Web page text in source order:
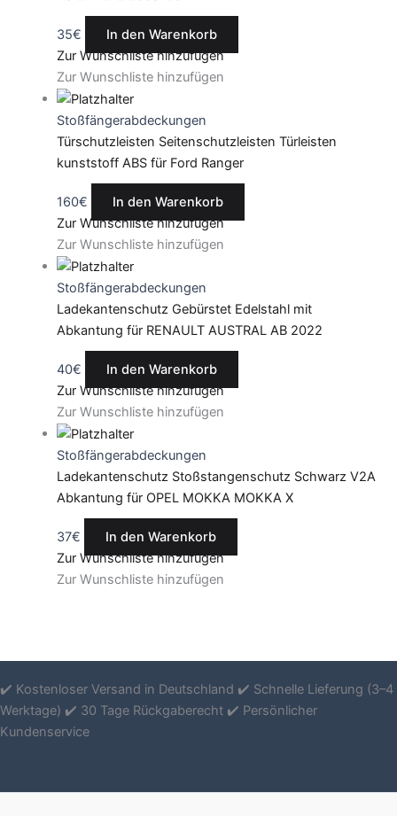
35€
In den Warenkorb
Zur Wunschliste hinzufügen
Zur Wunschliste hinzufügen
Stoßfängerabdeckungen
Türschutzleisten Seitenschutzleisten Türleisten
kunststoff ABS für Ford Ranger
160€
In den Warenkorb
Zur Wunschliste hinzufügen
Zur Wunschliste hinzufügen
Stoßfängerabdeckungen
Ladekantenschutz Gebürstet Edelstahl mit
Abkantung für RENAULT AUSTRAL AB 2022
40€
In den Warenkorb
Zur Wunschliste hinzufügen
Zur Wunschliste hinzufügen
Stoßfängerabdeckungen
Ladekantenschutz Stoßstangenschutz Schwarz V2A
Abkantung für OPEL MOKKA MOKKA X
37€
In den Warenkorb
Zur Wunschliste hinzufügen
Zur Wunschliste hinzufügen
✔️ Kostenloser Versand in Deutschland ✔️ Schnelle Lieferung (3–4
Werktage) ✔️ 30 Tage Rückgaberecht ✔️ Persönlicher
Kundenservice